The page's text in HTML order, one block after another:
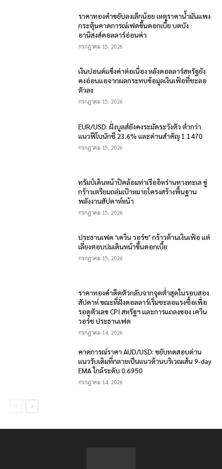
ราคาทองคำขยับลงเล็กน้อย เหตุราคาน้ำมันแพง
กระตุ้นคาดการณ์เฟดขึ้นดอกเบี้ย บดบัง
อานิสงส์ดอลลาร์อ่อนค่า
กรกฎาคม 15, 2026
เงินปอนด์แข็งค่าต่อเนื่อง หลังดอลลาร์สหรัฐยัง
คงอ่อนแอจากผลกระทบข้อมูลเงินเฟ้อที่ชะลอ
ตัวลง
กรกฎาคม 15, 2026
EUR/USD: ฝั่งบูลส์ยังคงระมัดระวังตัว ต่ำกว่า
แนวฟีโบนักชี 23.6% และด่านสำคัญ 1.1470
กรกฎาคม 15, 2026
ทรัมป์เดินหน้าปิดล้อมท่าเรืออิหร่านทางทะเล ขู่
กร้าวเตรียมถล่มเป้าหมายโครงสร้างพื้นฐาน
พลังงานสัปดาห์หน้า
กรกฎาคม 15, 2026
ประธานเฟด ‘เควิน วอร์ช’ กร้าวต้านเงินเฟ้อ แต่
เลี่ยงตอบปมเดินหน้าขึ้นดอกเบี้ย
กรกฎาคม 15, 2026
ราคาทองคำดีดตัวกลับจากจุดต่ำสุดในรอบสอง
สัปดาห์ ขณะที่ฝั่งดอลลาร์เริ่มชะลอแรงซื้อเพื่อ
รอดูตัวเลข CPI สหรัฐฯ และการแถลงของ เควิน
วอร์ช ประธานเฟด
กรกฎาคม 14, 2026
คาดการณ์ราคา AUD/USD: ขยับทดสอบด่าน
แนวรับเดิมที่กลายเป็นแนวต้านบริเวณเส้น 9-day
EMA ใกล้ระดับ 0.6950
กรกฎาคม 14, 2026